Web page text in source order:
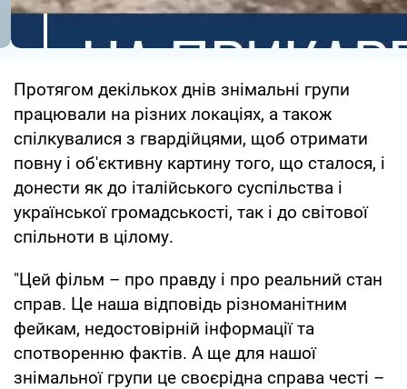
Протягом декількох днів знімальні групи
працювали на різних локаціях, а також
спілкувалися з гвардійцями, щоб отримати
повну і об'єктивну картину того, що сталося, і
донести як до італійського суспільства і
української громадськості, так і до світової
спільноти в цілому.
"Цей фільм – про правду і про реальний стан
справ. Це наша відповідь різноманітним
фейкам, недостовірній інформації та
спотворенню фактів. А ще для нашої
знімальної групи це своєрідна справа честі –